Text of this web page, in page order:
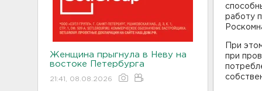
Женщина прыгнула в Неву на
востоке Петербурга
21:41, 08.08.2026
работу
При
при